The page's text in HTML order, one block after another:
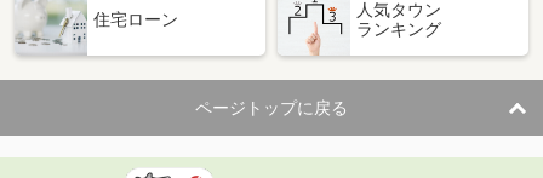
住宅ローン
人気タウン
ランキング
ページトップに戻る